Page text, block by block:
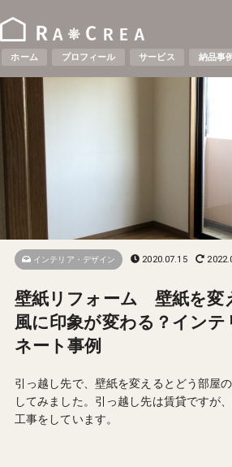
ホーム プロフィール サービス 納品事例
インテリア・デザイン 2020.07.15
壁紙リフォーム 壁紙を変
風に印象が変わる？インテ
ネート事例
引っ越し先で、壁紙を変えるとどう部屋
してみました。引っ越し先は賃貸ですが
工事をしています。